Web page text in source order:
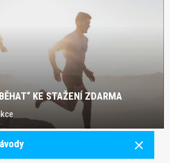
KE STAŽENÍ ZDARMA